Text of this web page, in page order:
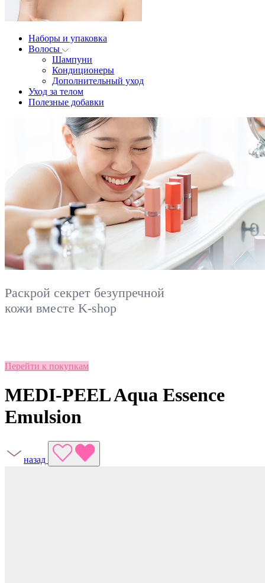
Наборы и упаковка
Волосы
Шампуни
Кондиционеры
Дополнительный уход
Уход за телом
Полезные добавки
Раскрой секрет безупречной
кожи вместе K-shop
Перейти к покупкам
MEDI-PEEL Aqua Essence
Emulsion
назад